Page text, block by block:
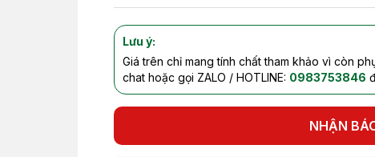
Lưu ý:
Giá trên chỉ mang tính chất tham khảo vì còn
chat hoặc gọi ZALO / HOTLINE: 0983753846
NHẬN